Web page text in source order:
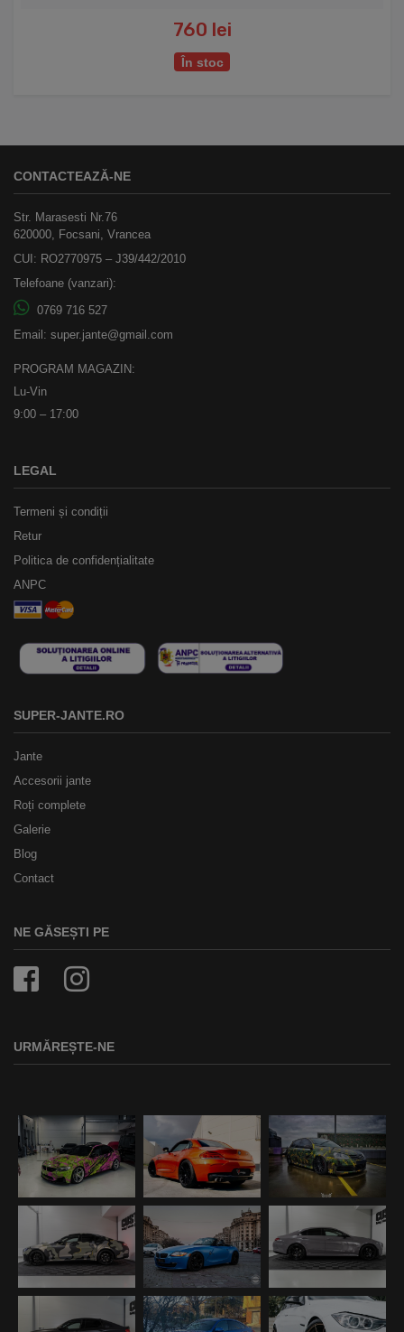
760 lei
În stoc
CONTACTEAZĂ-NE
Str. Marasesti Nr.76
620000, Focsani, Vrancea
CUI: RO2770975 – J39/442/2010
Telefoane (vanzari):
0769 716 527
Email: super.jante@gmail.com
PROGRAM MAGAZIN:
Lu-Vin
9:00 – 17:00
LEGAL
Termeni și condiții
Retur
Politica de confidențialitate
ANPC
SUPER-JANTE.RO
Jante
Accesorii jante
Roți complete
Galerie
Blog
Contact
NE GĂSEȘTI PE
URMĂREȘTE-NE